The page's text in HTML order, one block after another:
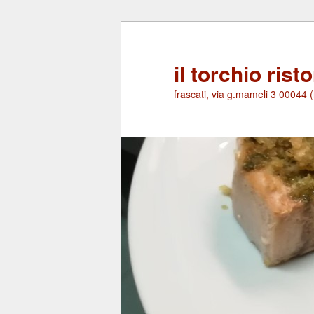
il torchio
frascati, via g.mameli 3 00044